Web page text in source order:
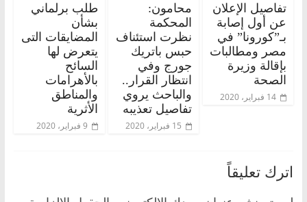
تفاصيل الإعلان
عن أول إصابة
بـ”كورونا” في
مصر ومطالبات
بإقالة وزيرة
الصحة
14 فبراير، 2020
محامون:
المحكمة
نظرت استئناف
حبس باتريك
جورج وفي
انتظار القرار..
والباحث يروي
تفاصيل تعذيبه
15 فبراير، 2020
طلب برلماني
بشأن
المضايقات التى
يتعرض لها
السائح
بالأهرامات
والمناطق
الأثرية
9 فبراير، 2020
اترك تعليقاً